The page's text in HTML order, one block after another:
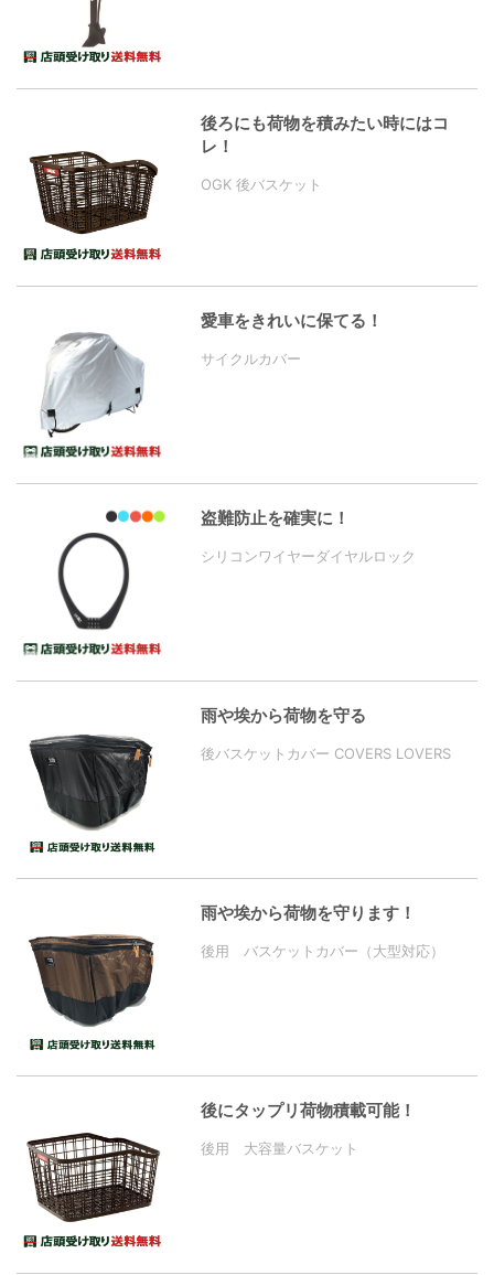
後ろにも荷物を積みたい時にはコ
レ！
OGK 後バスケット
愛車をきれいに保てる！
サイクルカバー
盗難防止を確実に！
シリコンワイヤーダイヤルロック
雨や埃から荷物を守る
後バスケットカバー COVERS LOVERS
雨や埃から荷物を守ります！
後用 バスケットカバー（大型対応）
後にタップリ荷物積載可能！
後用 大容量バスケット